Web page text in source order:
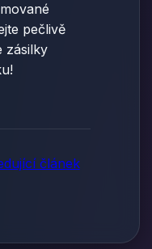
pečlivě
zásilky
článek